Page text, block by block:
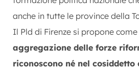
anche in tutte le province della
Il Pld di Firenze si propone come
aggregazione delle forze
riconoscono né nel